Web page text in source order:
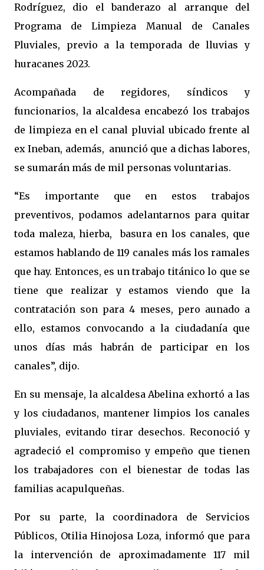
Rodríguez, dio el banderazo al arranque del
Programa de Limpieza Manual de Canales
Pluviales, previo a la temporada de lluvias y
huracanes 2023.
Acompañada de regidores, síndicos y
funcionarios, la alcaldesa encabezó los trabajos
de limpieza en el canal pluvial ubicado frente al
ex Ineban, además, anunció que a dichas labores,
se sumarán más de mil personas voluntarias.
“Es importante que en estos trabajos
preventivos, podamos adelantarnos para quitar
toda maleza, hierba, basura en los canales, que
estamos hablando de 119 canales más los ramales
que hay. Entonces, es un trabajo titánico lo que se
tiene que realizar y estamos viendo que la
contratación son para 4 meses, pero aunado a
ello, estamos convocando a la ciudadanía que
unos días más habrán de participar en los
canales”, dijo.
En su mensaje, la alcaldesa Abelina exhortó a las
y los ciudadanos, mantener limpios los canales
pluviales, evitando tirar desechos. Reconoció y
agradeció el compromiso y empeño que tienen
los trabajadores con el bienestar de todas las
familias acapulqueñas.
Por su parte, la coordinadora de Servicios
Públicos, Otilia Hinojosa Loza, informó que para
la intervención de aproximadamente 117 mil